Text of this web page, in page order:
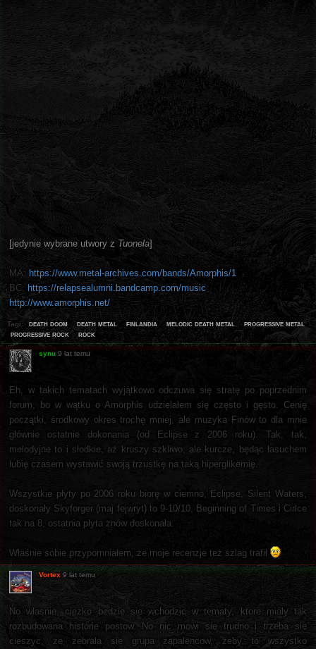
[jedynie wybrane utwory z Tuonela]
MA: https://www.metal-archives.com/bands/Amorphis/1
BC: https://relapsealumni.bandcamp.com/music
http://www.amorphis.net/
Tagi: death doom death metal finlandia melodic death metal
progressive metal
progressive rock
rock
synu 9 lat temu
Eh, w takich tematach wyjątkowo odczuwa się stratę po poprzednim
forum, bo w wątku o Amorphis udzielałem się często i gęsto. Cenię
początki, środkowy okres trochę mniej, ale muzyka Finów to dla mnie
głównie ostatnie dokonania (od Eclipse z 2006 roku). Tak, tak,
melodyjne to i słodkie, aż kruszy szkliwo, ale kurcze, będąc łasuchem
lubię czasem wystawić swoją trzustkę na taką hiperglikemię.
Wszystkie płyty po 2006 roku biorę w ciemno, Eclipse, Silent Waters,
doskonały Skyforger (maj fejwryt) to 9-10/10, Beginning of Times i Cirlce
tak na 8, ostatnia plyta znów doskonała.
Właśnie sobie przypomniałem, że moje recenzje też szlag trafił
Vortex 9 lat temu
No wlasnie, ciezko bedzie sie wchodzic w tematy, ktore mialy tak
rozbudowana historie postow. No nic mowi sie trudno i trzeba sie
cieszyc, ze zebrala sie grupa zapalencow, zeby to wszystko